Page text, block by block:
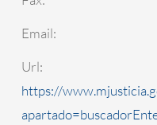
Email:
Url:
https://